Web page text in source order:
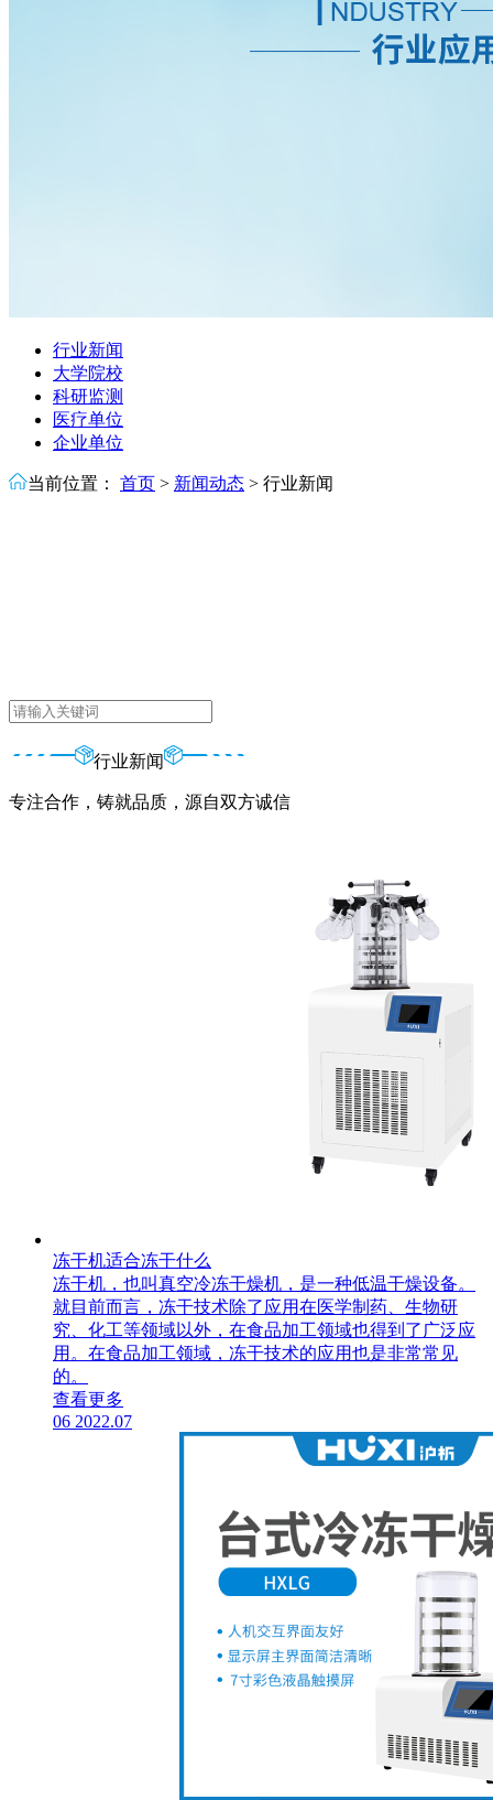
行业新闻
大学院校
科研监测
医疗单位
企业单位
当前位置： 首页 > 新闻动态 > 行业新闻
行业新闻
专注合作，铸就品质，源自双方诚信
冻干机适合冻干什么
冻干机，也叫真空冷冻干燥机，是一种低温干燥设备。
就目前而言，冻干技术除了应用在医学制药、生物研
究、化工等领域以外，在食品加工领域也得到了广泛应
用。在食品加工领域，冻干技术的应用也是非常常见
的。
查看更多
06 2022.07